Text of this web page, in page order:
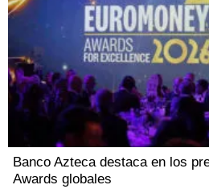
Banco Azteca destaca en los
Awards globales